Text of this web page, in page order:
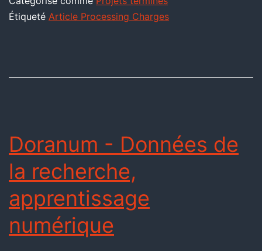
Étiqueté Article Processing Charges
Doranum - Données de
la recherche,
apprentissage
numérique